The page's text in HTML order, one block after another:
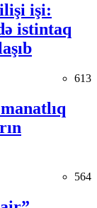
işi:
istintaq
613
564